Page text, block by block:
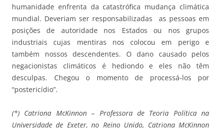
humanidade enfrenta da catastrófica mudança climática
mundial. Deveriam ser responsabilizadas as pessoas em
posições de autoridade nos Estados ou nos grupos
industriais cujas mentiras nos colocou em perigo e
também nossos descendentes. O dano causado pelos
negacionistas climáticos é hediondo e eles não têm
desculpas. Chegou o momento de processá-los por
“postericídio”.
(*) Catriona McKinnon – Professora de Teoria Política na
Universidade de Exeter, no Reino Unido, Catriona McKinnon